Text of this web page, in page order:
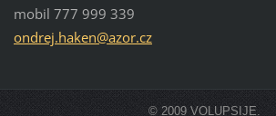
mobil 777 999 339
ondrej.haken@azor.cz
© 2009 VOLUPSIJE.